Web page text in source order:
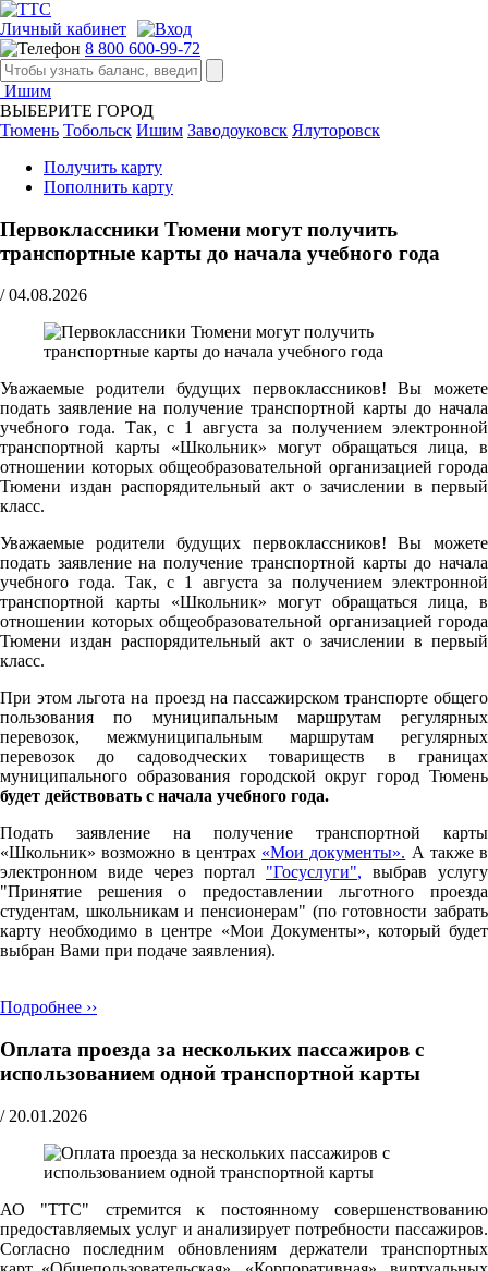
Личный кабинет
8 800 600-99-72
Ишим
ВЫБЕРИТЕ ГОРОД
Тюмень Тобольск Ишим Заводоуковск Ялуторовск
Получить карту
Пополнить карту
Первоклассники Тюмени могут получить
транспортные карты до начала учебного года
/ 04.08.2026
Уважаемые родители будущих первоклассников! Вы можете
подать заявление на получение транспортной карты до начала
учебного года. Так, с 1 августа за получением электронной
транспортной карты «Школьник» могут обращаться лица, в
отношении которых общеобразовательной организацией города
Тюмени издан распорядительный акт о зачислении в первый
класс.
Уважаемые родители будущих первоклассников! Вы можете
подать заявление на получение транспортной карты до начала
учебного года. Так, с 1 августа за получением электронной
транспортной карты «Школьник» могут обращаться лица, в
отношении которых общеобразовательной организацией города
Тюмени издан распорядительный акт о зачислении в первый
класс.
При этом льгота на проезд на пассажирском транспорте общего
пользования по муниципальным маршрутам регулярных
перевозок, межмуниципальным маршрутам регулярных
перевозок до садоводческих товариществ в границах
муниципального образования городской округ город Тюмень
будет действовать с начала учебного года.
Подать заявление на получение транспортной карты
«Школьник» возможно в центрах «Мои документы». А также в
электронном виде через портал "Госуслуги", выбрав услугу
"Принятие решения о предоставлении льготного проезда
студентам, школьникам и пенсионерам" (по готовности забрать
карту необходимо в центре «Мои Документы», который будет
выбран Вами при подаче заявления).
Подробнее ››
Оплата проезда за нескольких пассажиров с
использованием одной транспортной карты
/ 20.01.2026
АО "ТТС" стремится к постоянному совершенствованию
предоставляемых услуг и анализирует потребности пассажиров.
Согласно последним обновлениям держатели транспортных